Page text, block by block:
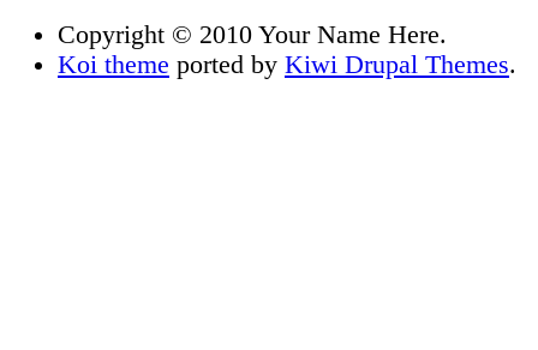
Copyright © 2010 Your Name Here.
Koi theme ported by Kiwi Drupal Themes.